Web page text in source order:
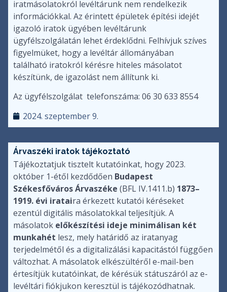
iratmásolatokról levéltárunk nem rendelkezik
információkkal. Az érintett épületek építési idejét
igazoló iratok ügyében levéltárunk
ügyfélszolgálatán lehet érdeklődni. Felhívjuk szíves
figyelmüket, hogy a levéltár állományában
található iratokról kérésre hiteles másolatot
készítünk, de igazolást nem állítunk ki.
Az ügyfélszolgálat telefonszáma: 06 30 633 8554
2024. szeptember 9.
Árvaszéki iratok tájékoztató
Tájékoztatjuk tisztelt kutatóinkat, hogy 2023.
október 1-étől kezdődően Budapest
Székesfőváros Árvaszéke (BFL IV.1411.b) 1873–
1919. évi irataira érkezett kutatói kéréseket
ezentúl digitális másolatokkal teljesítjük. A
másolatok előkészítési ideje minimálisan két
munkahét lesz, mely határidő az iratanyag
terjedelmétől és a digitalizálási kapacitástól függően
változhat. A másolatok elkészültéről e-mail-ben
értesítjük kutatóinkat, de kérésük státuszáról az e-
levéltári fiókjukon keresztül is tájékozódhatnak.